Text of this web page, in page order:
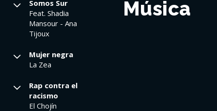
Música
Somos Sur
Feat. Shadia
Mansour - Ana
Tijoux
Mujer negra
La Zea
Rap contra el
racismo
El Chojín